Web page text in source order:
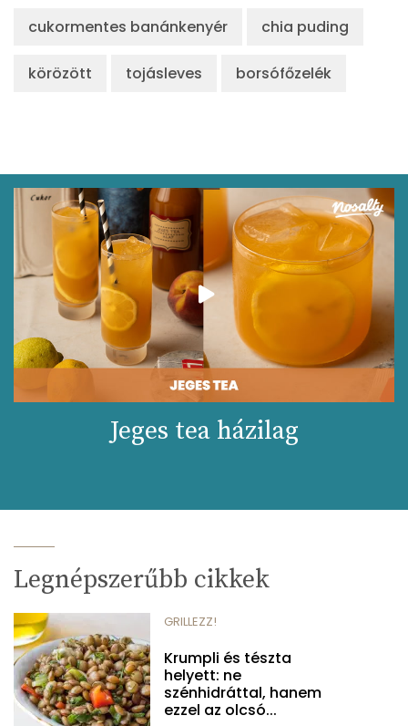
cukormentes banánkenyér chia puding
körözött tojásleves borsófőzelék
Jeges tea házilag
Legnépszerűbb cikkek
GRILLEZZ!
Krumpli és tészta
helyett: ne
szénhidráttal, hanem
ezzel az olcsó...